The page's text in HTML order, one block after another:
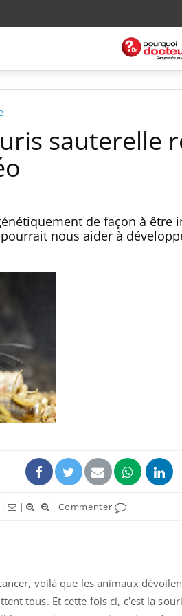
sauterelle
de façon à être
nous aider à
| | |Commenter
voilà que les animaux
tous. Et cette fois ci, c'est la
noyade grimpe-t-il ?
Le Viagra pourrait-il
freiner la propagation du